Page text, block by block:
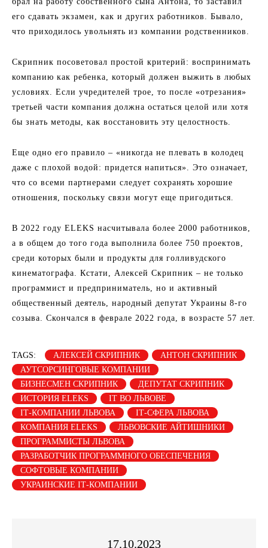
его сдавать экзамен, как и других работников. Бывало,
что приходилось увольнять из компании родственников.
Скрипник посоветовал простой критерий: воспринимать
компанию как ребенка, который должен выжить в любых
условиях. Если учредителей трое, то после «отрезания»
третьей части компания должна остаться целой или хотя
бы знать методы, как восстановить эту целостность.
Еще одно его правило – «никогда не плевать в колодец
даже с плохой водой: придется напиться». Это означает,
что со всеми партнерами следует сохранять хорошие
отношения, поскольку связи могут еще пригодиться.
В 2022 году ELEKS насчитывала более 2000 работников,
а в общем до того года выполнила более 750 проектов,
среди которых были и продукты для голливудского
кинематографа. Кстати, Алексей Скрипник – не только
программист и предприниматель, но и активный
общественный деятель, народный депутат Украины 8-го
созыва. Скончался в феврале 2022 года, в возрасте 57 лет.
TAGS: АЛЕКСЕЙ СКРИПНИК
АНТОН СКРИПНИК
АУТСОРСИНГОВЫЕ КОМПАНИИ
БИЗНЕСМЕН СКРИПНИК
ДЕПУТАТ СКРИПНИК
ИСТОРИЯ ELEKS
ІТ ВО ЛЬВОВЕ
ІТ-КОМПАНИИ ЛЬВОВА
ІТ-СФЕРА ЛЬВОВА
КОМПАНИЯ ELEKS
ЛЬВОВСКИЕ АЙТИШНИКИ
ПРОГРАММИСТЫ ЛЬВОВА
РАЗРАБОТЧИК ПРОГРАММНОГО ОБЕСПЕЧЕНИЯ
СОФТОВЫЕ КОМПАНИИ
УКРАИНСКИЕ ІТ-КОМПАНИИ
17.10.2023